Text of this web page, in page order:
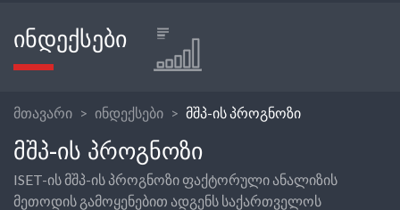
ᲘᲜᲓᲔᲥᲡᲔᲑᲘ
მთავარი ინდექსები მშპ-ის პროგნოზი
ᲛᲨᲞ-ᲘᲡ ᲞᲠᲝᲒᲜᲝᲖᲘ
ISET-ის მშპ-ის პროგნოზი ფაქტორული ანალიზის
მეთოდის გამოყენებით ადგენს საქართველოს